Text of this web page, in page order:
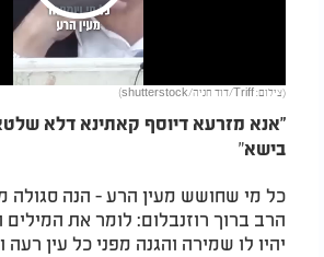
Play
Video
(צילום: Triff/דוד חניה/shutterstock)
"אנא מזרעא דיוסף קאתינא דלא
בישא"
כל מי שחושש מעין הרע - הנה
הרב ברוך רוזנבלום: לומר את המילים
יהיו לו שמירה והגנה מפני כל עין רעה